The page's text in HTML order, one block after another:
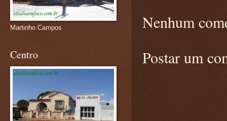
Nenhum
Postar um
Martinho Campos
Centro